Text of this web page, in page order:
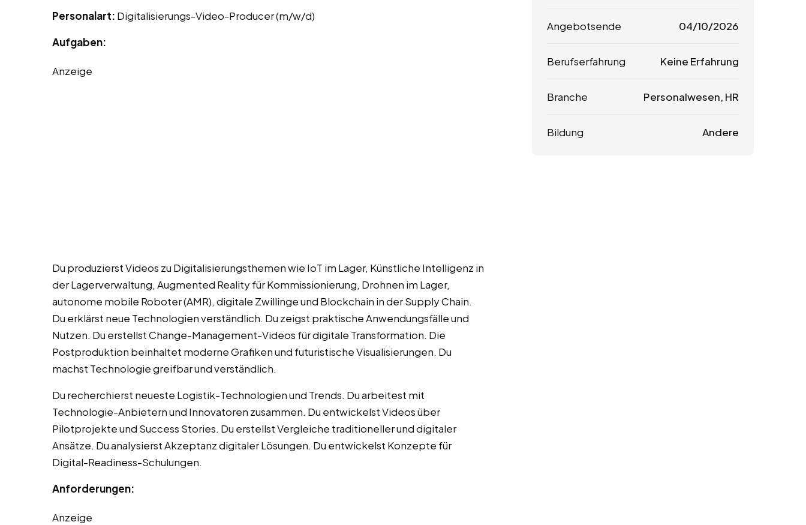
Personalart: Digitalisierungs-Video-Producer (m/w/d)
Aufgaben:
Anzeige
Du produzierst Videos zu Digitalisierungsthemen wie IoT im Lager, Künstliche Intelligenz in
der Lagerverwaltung, Augmented Reality für Kommissionierung, Drohnen im Lager,
autonome mobile Roboter (AMR), digitale Zwillinge und Blockchain in der Supply Chain.
Du erklärst neue Technologien verständlich. Du zeigst praktische Anwendungsfälle und
Nutzen. Du erstellst Change-Management-Videos für digitale Transformation. Die
Postproduktion beinhaltet moderne Grafiken und futuristische Visualisierungen. Du
machst Technologie greifbar und verständlich.
Du recherchierst neueste Logistik-Technologien und Trends. Du arbeitest mit
Technologie-Anbietern und Innovatoren zusammen. Du entwickelst Videos über
Pilotprojekte und Success Stories. Du erstellst Vergleiche traditioneller und digitaler
Ansätze. Du analysierst Akzeptanz digitaler Lösungen. Du entwickelst Konzepte für
Digital-Readiness-Schulungen.
Anforderungen:
Anzeige
Angebotsende 04/10/2026
Berufserfahrung Keine Erfahrung
Branche Personalwesen, HR
Bildung Andere